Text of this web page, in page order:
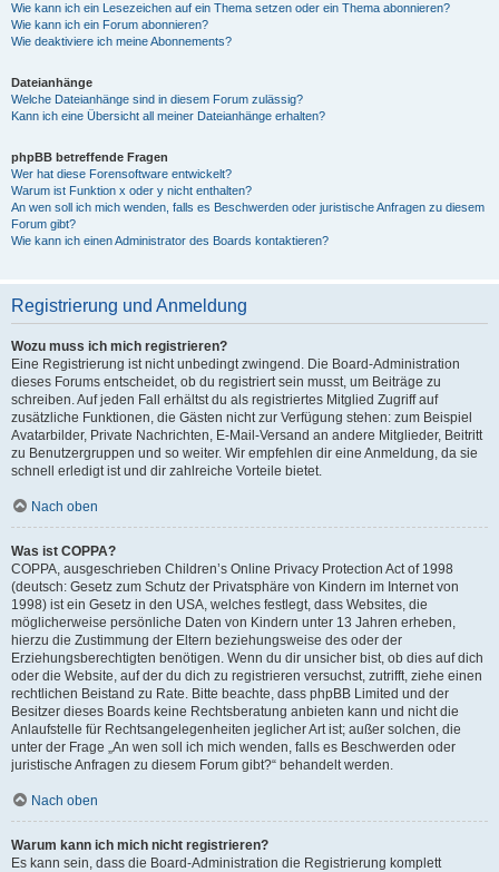
Wie kann ich ein Lesezeichen auf ein Thema setzen oder ein Thema abonnieren?
Wie kann ich ein Forum abonnieren?
Wie deaktiviere ich meine Abonnements?
Dateianhänge
Welche Dateianhänge sind in diesem Forum zulässig?
Kann ich eine Übersicht all meiner Dateianhänge erhalten?
phpBB betreffende Fragen
Wer hat diese Forensoftware entwickelt?
Warum ist Funktion x oder y nicht enthalten?
An wen soll ich mich wenden, falls es Beschwerden oder juristische Anfragen zu diesem
Forum gibt?
Wie kann ich einen Administrator des Boards kontaktieren?
Registrierung und Anmeldung
Wozu muss ich mich registrieren?
Eine Registrierung ist nicht unbedingt zwingend. Die Board-Administration
dieses Forums entscheidet, ob du registriert sein musst, um Beiträge zu
schreiben. Auf jeden Fall erhältst du als registriertes Mitglied Zugriff auf
zusätzliche Funktionen, die Gästen nicht zur Verfügung stehen: zum Beispiel
Avatarbilder, Private Nachrichten, E-Mail-Versand an andere Mitglieder, Beitritt
zu Benutzergruppen und so weiter. Wir empfehlen dir eine Anmeldung, da sie
schnell erledigt ist und dir zahlreiche Vorteile bietet.
Nach oben
Was ist COPPA?
COPPA, ausgeschrieben Children’s Online Privacy Protection Act of 1998
(deutsch: Gesetz zum Schutz der Privatsphäre von Kindern im Internet von
1998) ist ein Gesetz in den USA, welches festlegt, dass Websites, die
möglicherweise persönliche Daten von Kindern unter 13 Jahren erheben,
hierzu die Zustimmung der Eltern beziehungsweise des oder der
Erziehungsberechtigten benötigen. Wenn du dir unsicher bist, ob dies auf dich
oder die Website, auf der du dich zu registrieren versuchst, zutrifft, ziehe einen
rechtlichen Beistand zu Rate. Bitte beachte, dass phpBB Limited und der
Besitzer dieses Boards keine Rechtsberatung anbieten kann und nicht die
Anlaufstelle für Rechtsangelegenheiten jeglicher Art ist; außer solchen, die
unter der Frage „An wen soll ich mich wenden, falls es Beschwerden oder
juristische Anfragen zu diesem Forum gibt?“ behandelt werden.
Nach oben
Warum kann ich mich nicht registrieren?
Es kann sein, dass die Board-Administration die Registrierung komplett